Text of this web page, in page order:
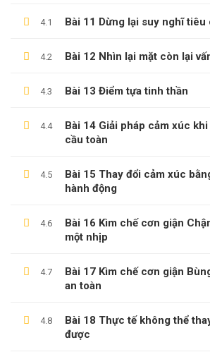
4.1 Bài 11 Dừng lại suy nghĩ tiêu
4.2 Bài 12 Nhìn lại mặt còn lại
4.3 Bài 13 Điểm tựa tinh thần
4.4
Bài 14 Giải pháp cảm xúc
cầu toàn
4.5
Bài 15 Thay đổi cảm xúc
hành động
4.6
Bài 16 Kìm chế cơn giận
một nhịp
4.7
Bài 17 Kìm chế cơn giận
an toàn
4.8
Bài 18 Thực tế không thể
được
duymillionaires @gmail.com